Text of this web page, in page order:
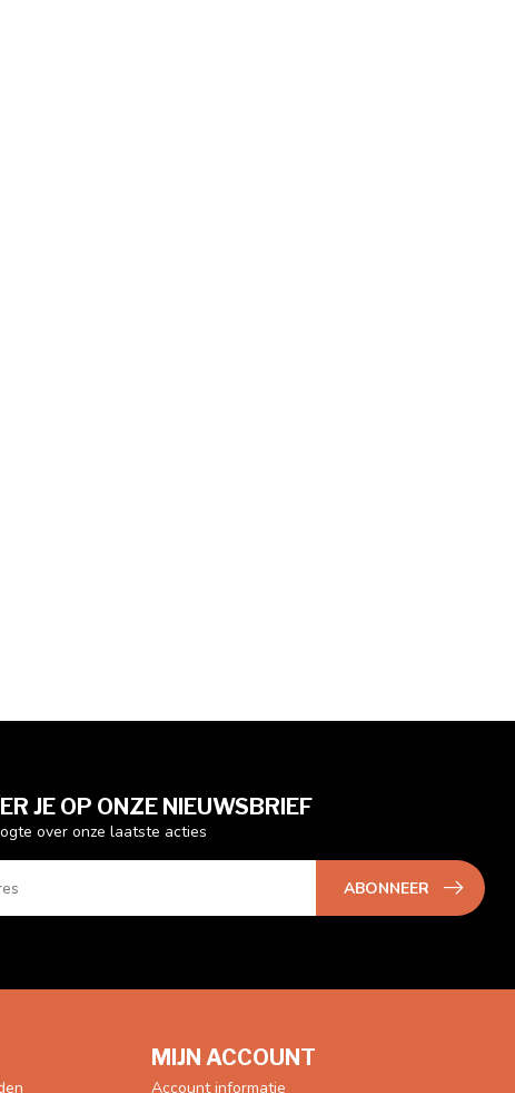
JE OP ONZE NIEUWSBRIEF
over onze laatste acties
ABONNEER
MIJN ACCOUNT
Account informatie